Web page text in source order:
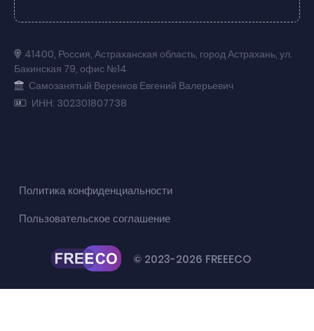
41400, Россия, Астраханская область, город Астрахань, ул.
Бакинская 79, офис №14
Самозанятый Веренков Евгений Валерьевич
ИНН: 302301807738
© 2023-2026 FREEECO
Политика конфиденциальности
Пользовательское соглашение